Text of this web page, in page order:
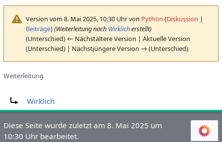
Version vom 8. Mai 2025, 10:30 Uhr von Python (Diskussion |
Beiträge)(Weiterleitung nach Wirklicherstellt)
(Unterschied) ← Nächstältere Version | Aktuelle Version
(Unterschied) | Nächstjüngere Version → (Unterschied)
Weiterleitung
Wirklich
Diese Seite wurde zuletzt am 8. Mai 2025 um
10:30 Uhr bearbeitet.